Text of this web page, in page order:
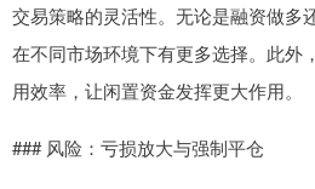
交易策略的灵活性。无论是融资做多
在不同市场环境下有更多选择。此外
用效率，让闲置资金发挥更大作用。
### 风险：亏损放大与强制平仓